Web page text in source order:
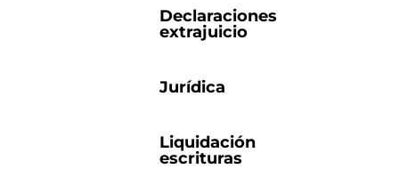
Declaraciones
extrajuicio
Jurídica
Liquidación
escrituras